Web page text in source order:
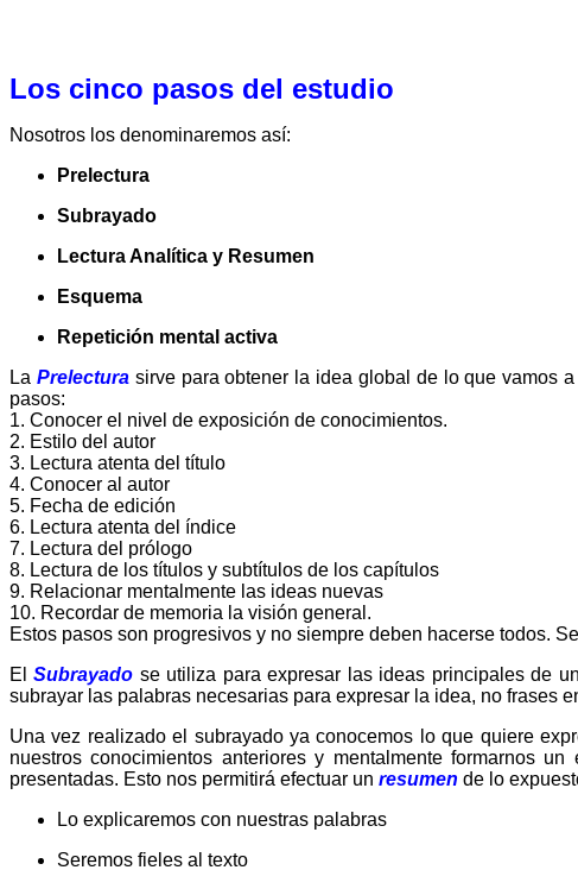
Los cinco pasos del estudio
Nosotros los denominaremos así:
Prelectura
Subrayado
Lectura Analítica y Resumen
Esquema
Repetición mental activa
La Prelectura sirve para obtener la idea global de lo que vamos
pasos:
1. Conocer el nivel de exposición de conocimientos.
2. Estilo del autor
3. Lectura atenta del título
4. Conocer al autor
5. Fecha de edición
6. Lectura atenta del índice
7. Lectura del prólogo
8. Lectura de los títulos y subtítulos de los capítulos
9. Relacionar mentalmente las ideas nuevas
10. Recordar de memoria la visión general.
Estos pasos son progresivos y no siempre deben hacerse todos.
ElSubrayado se utiliza para expresar las ideas principales de
subrayar las palabras necesarias para expresar la idea, no frases
Una vez realizado el subrayado ya conocemos lo que quiere
nuestros conocimientos anteriores y mentalmente formarnos
presentadas. Esto nos permitirá efectuar un resumen de lo
Lo explicaremos con nuestras palabras
Seremos fieles al texto